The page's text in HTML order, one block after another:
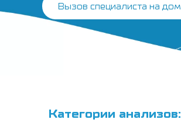
Вызов специалиста на дом
Категории анализов: